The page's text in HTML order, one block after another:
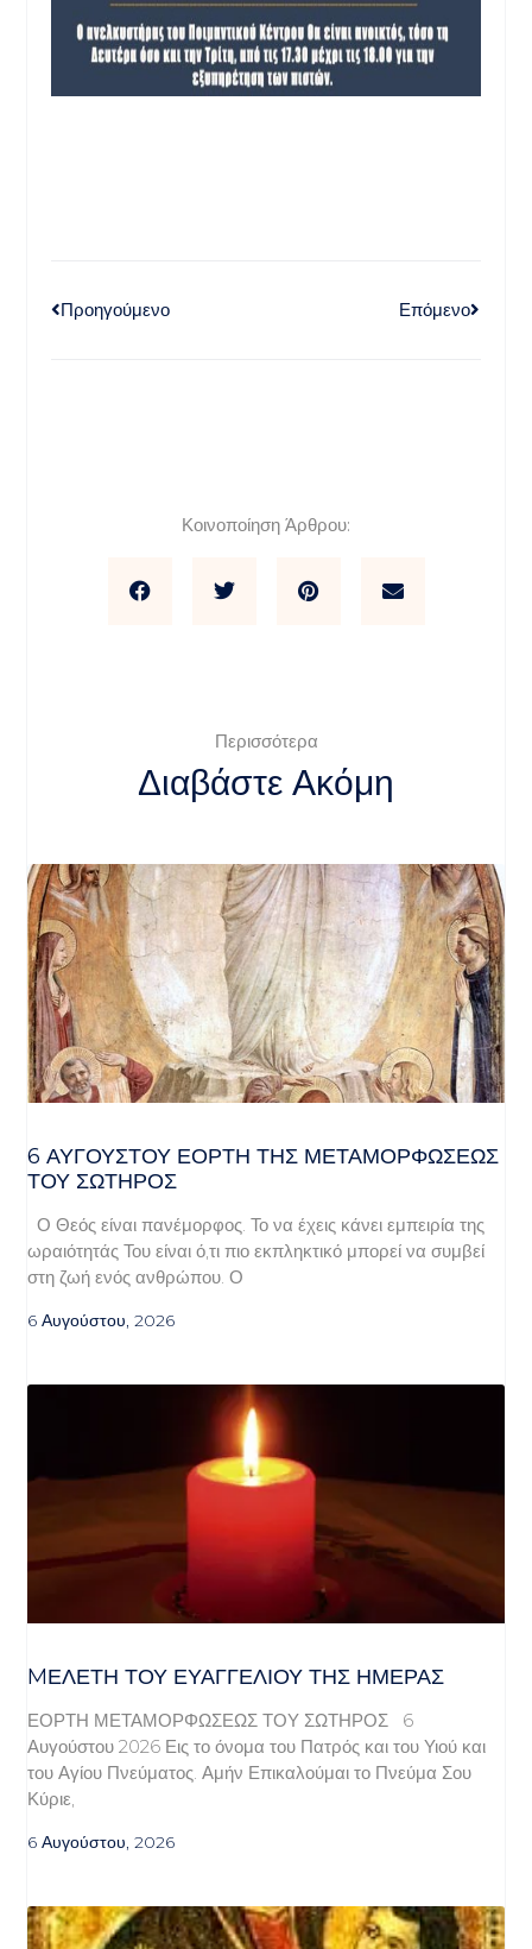
Προηγούμενο Επόμενο
Κοινοποίηση Άρθρου:
Περισσότερα
Διαβάστε Ακόμη
6 ΑΥΓΟΥΣΤΟΥ ΕΟΡΤΗ ΤΗΣ ΜΕΤΑΜΟΡΦΩΣΕΩΣ
ΤΟΥ ΣΩΤΗΡΟΣ
Ο Θεός είναι πανέμορφος. Το να έχεις κάνει εμπειρία της
ωραιότητάς Του είναι ό,τι πιο εκπληκτικό μπορεί να συμβεί
στη ζωή ενός ανθρώπου. Ο
6 Αυγούστου, 2026
MΕΛΈΤΗ ΤΟΥ ΕΥΑΓΓΕΛΊΟΥ ΤΗΣ ΗΜΈΡΑΣ
ΕΟΡΤΗ ΜΕΤΑΜΟΡΦΩΣΕΩΣ ΤΟΥ ΣΩΤΗΡΟΣ 6
Αυγούστου 2026 Εις το όνομα του Πατρός και του Υιού και
του Αγίου Πνεύματος. Αμήν Επικαλούμαι το Πνεύμα Σου
Κύριε,
6 Αυγούστου, 2026